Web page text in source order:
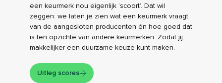
een keurmerk nou eigenlijk ‘scoort’. Dat wil
zeggen: we laten je zien wat een keurmerk vraagt
van de aangesloten producenten én hoe goed dat
is ten opzichte van andere keurmerken. Zodat jij
makkelijker een duurzame keuze kunt maken.
Uitleg scores